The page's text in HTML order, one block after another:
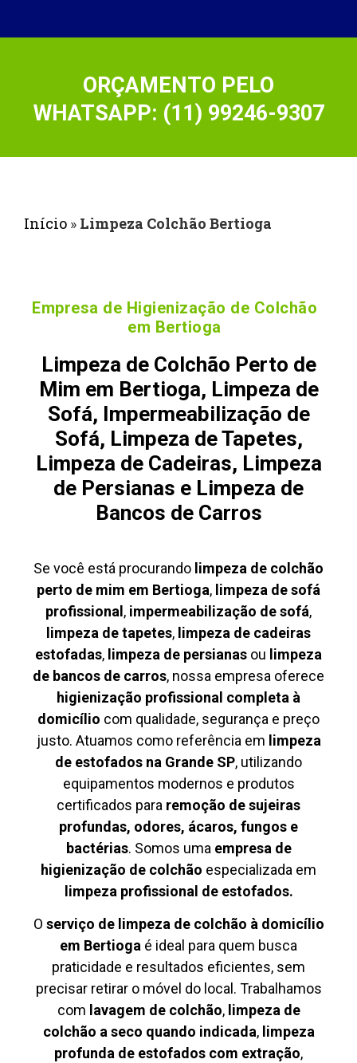
ORÇAMENTO PELO
WHATSAPP: (11) 99246-9307
Início » Limpeza Colchão Bertioga
Empresa de Higienização de Colchão
em Bertioga
Limpeza de Colchão Perto de
Mim em Bertioga, Limpeza de
Sofá, Impermeabilização de
Sofá, Limpeza de Tapetes,
Limpeza de Cadeiras, Limpeza
de Persianas e Limpeza de
Bancos de Carros
Se você está procurando limpeza de colchão
perto de mim em Bertioga, limpeza de sofá
profissional , impermeabilização de sofá,
limpeza de tapetes, limpeza de cadeiras
estofadas, limpeza de persianas ou limpeza
de bancos de carros, nossa empresa oferece
higienização profissional completa à
domicílio com qualidade, segurança e preço
justo. Atuamos como referência em limpeza
de estofados na Grande SP, utilizando
equipamentos modernos e produtos
certificados para remoção de sujeiras
profundas, odores, ácaros, fungos e
bactérias. Somos uma empresa de
higienização de colchão especializada em
limpeza profissional de estofados.
O serviço de limpeza de colchão à domicílio
em Bertioga é ideal para quem busca
praticidade e resultados eficientes, sem
precisar retirar o móvel do local. Trabalhamos
com lavagem de colchão, limpeza de
colchão a seco quando indicada, limpeza
profunda de estofados com extração,